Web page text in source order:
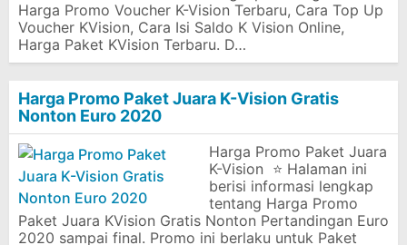
Harga Promo Voucher K-Vision Terbaru, Cara Top Up
Voucher KVision, Cara Isi Saldo K Vision Online,
Harga Paket KVision Terbaru. D…
Harga Promo Paket Juara K-Vision Gratis
Nonton Euro 2020
Harga Promo Paket Juara
K-Vision ⭐ Halaman ini
berisi informasi lengkap
tentang Harga Promo
Paket Juara KVision Gratis Nonton Pertandingan Euro
2020 sampai final. Promo ini berlaku untuk Paket